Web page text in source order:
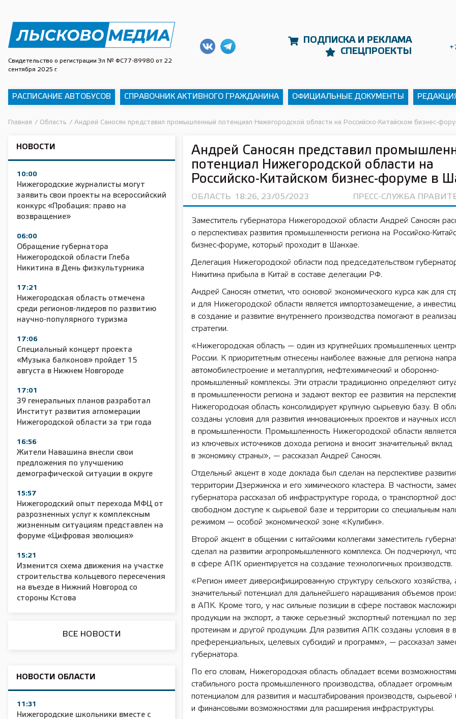
Свидетельство о регистрации Эл № ФС77-89980 от 22
сентября 2025 г.
ПОДПИСКА И РЕКЛАМА
СПЕЦПРОЕКТЫ
РАСПИСАНИЕ АВТОБУСОВ СПРАВОЧНИК АКТИВНОГО ГРАЖДАНИНА ОФИЦИАЛЬНЫЕ ДОКУМЕНТЫ
Главная / Область / Андрей Саносян представил промышленный потенциал Нижегородской области на Российско-Китайском бизнес-
НОВОСТИ
10:00
Нижегородские журналисты могут
заявить свои проекты на всероссийский
конкурс «Пробация: право на
возвращение»
06:00
Обращение губернатора
Нижегородской области Глеба
Никитина в День физкультурника
17:21
Нижегородская область отмечена
среди регионов-лидеров по развитию
научно-популярного туризма
17:06
Специальный концерт проекта
«Музыка балконов» пройдет 15
августа в Нижнем Новгороде
17:01
39 генеральных планов разработал
Институт развития агломерации
Нижегородской области за три года
16:56
Жители Навашина внесли свои
предложения по улучшению
демографической ситуации в округе
15:57
Нижегородский опыт перехода МФЦ от
разрозненных услуг к комплексным
жизненным ситуациям представлен на
форуме «Цифровая эволюция»
15:21
Изменится схема движения на участке
строительства кольцевого пересечения
на въезде в Нижний Новгород со
стороны Кстова
ВСЕ НОВОСТИ
НОВОСТИ ОБЛАСТИ
11:31
Нижегородские школьники вместе с
Андрей Саносян представил
потенциал Нижегородской области на
Российско-Китайском бизнес-форуме в
ОБЛАСТЬ 18:26, 23/05/2023 ПРЕСС-СЛУЖБА
Заместитель губернатора Нижегородской области Андрей Саносян
о перспективах развития промышленности региона на Российско-
бизнес-форуме, который проходит в Шанхае.
Делегация Нижегородской области под председательством
Никитина прибыла в Китай в составе делегации РФ.
Андрей Саносян отметил, что основой экономического курса как для
и для Нижегородской области является импортозамещение, а
в создание и развитие внутреннего производства помогают в
стратегии.
«Нижегородская область — один из крупнейших промышленных
России. К приоритетным отнесены наиболее важные для региона
автомобилестроение и металлургия, нефтехимический и оборонно-
промышленный комплексы. Эти отрасли традиционно определяют
в промышленности региона и задают вектор ее развития на
Нижегородская область консолидирует крупную сырьевую базу. В
созданы условия для развития инновационных проектов и научных
в промышленности. Промышленность Нижегородской области
из ключевых источников дохода региона и вносит значительный вклад
в экономику страны», — рассказал Андрей Саносян.
Отдельный акцент в ходе доклада был сделан на перспективе
территории Дзержинска и его химического кластера. В частности,
губернатора рассказал об инфраструктуре города, о транспортной
свободном доступе к сырьевой базе и территории со специальным
режимом — особой экономической зоне «Кулибин».
Второй акцент в общении с китайскими коллегами заместитель
сделал на развитии агропромышленного комплекса. Он подчеркнул,
в сфере АПК ориентируется на создание технологичных производств.
«Регион имеет диверсифицированную структуру сельского хозяйства,
значительный потенциал для дальнейшего наращивания объемов
в АПК. Кроме того, у нас сильные позиции в сфере поставок
продукции на экспорт, а также серьезный экспортный потенциал по
протеинам и другой продукции. Для развития АПК созданы условия в
преференциальных, целевых субсидий и программ», — рассказал
губернатора.
По его словам, Нижегородская область обладает всеми
стабильного роста промышленного производства, обладает огромным
потенциалом для развития и масштабирования производств, сырьевой
и финансовыми возможностями для расширения инфраструктуры.
11 01 Сельское хозяйство 2025 2025 11 01 55 лет СОШ №2
2025 11 01 Земли
сельскохозяйственного